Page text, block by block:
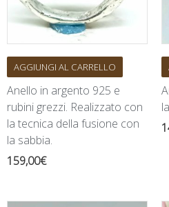
AGGIUNGI AL CARRELLO
Anello in argento 925 e
rubini grezzi. Realizzato con
la tecnica della fusione con
la sabbia.
159,00€